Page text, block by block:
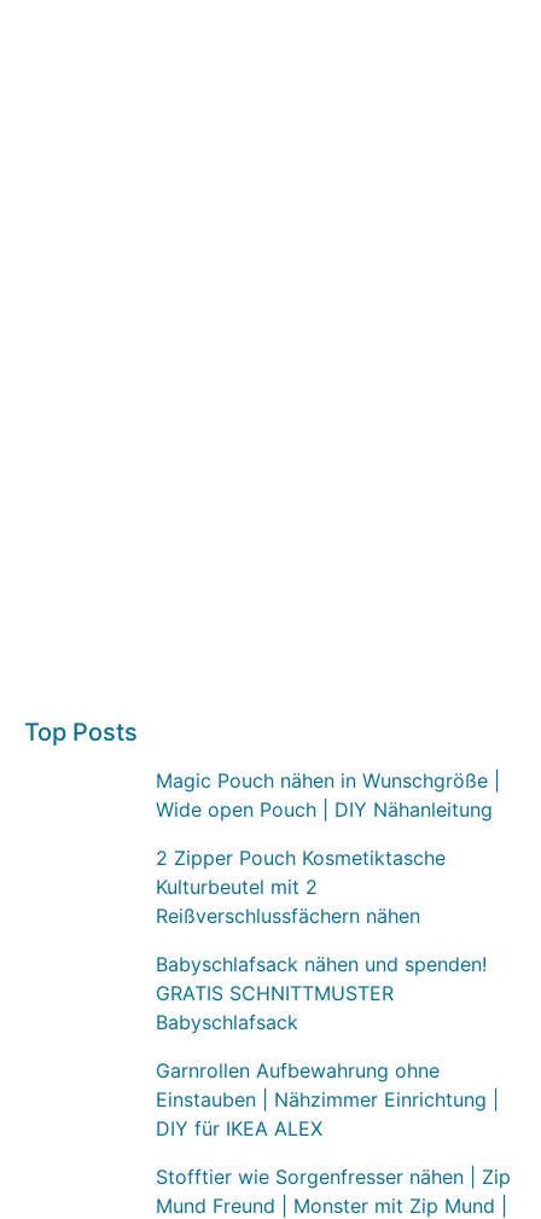
Top Posts
Magic Pouch nähen in Wunschgröße |
Wide open Pouch | DIY Nähanleitung
2 Zipper Pouch Kosmetiktasche
Kulturbeutel mit 2
Reißverschlussfächern nähen
Babyschlafsack nähen und spenden!
GRATIS SCHNITTMUSTER
Babyschlafsack
Garnrollen Aufbewahrung ohne
Einstauben | Nähzimmer Einrichtung |
DIY für IKEA ALEX
Stofftier wie Sorgenfresser nähen | Zip
Mund Freund | Monster mit Zip Mund |